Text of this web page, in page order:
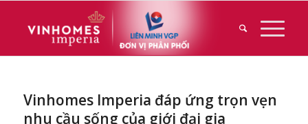
Vinhomes Imperia đáp ứng trọn vẹn
nhu cầu sống của giới đại gia